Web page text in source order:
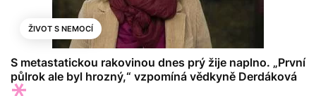
ŽIVOT S NEMOCÍ
S metastatickou rakovinou dnes prý žije naplno. „První
půlrok ale byl hrozný,“ vzpomíná vědkyně Derdáková